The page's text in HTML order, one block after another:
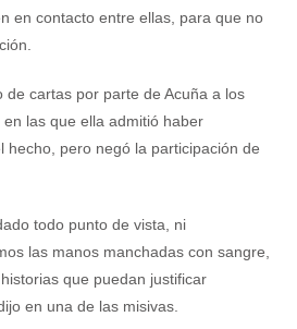
en contacto entre ellas, para que no
de cartas por parte de Acuña a los
las que ella admitió haber
hecho, pero negó la participación de
todo punto de vista, ni
las manos manchadas con sangre,
que puedan justificar
en una de las misivas.